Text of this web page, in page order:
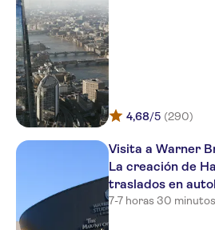
Novotel London Bridge -
formally Novotel London City
South
The Nadler Covent Garden
Travelodge London City hotel
The Standard, London
Rosewood London
The Rookery Hotel
54 Queen's Gate Hotel
4,68/5 (290)
Visita a Warner
La creación de
traslados en
7-7 horas 30 minutos